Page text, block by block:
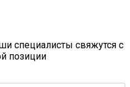
специалисты свяжутся с
позиции